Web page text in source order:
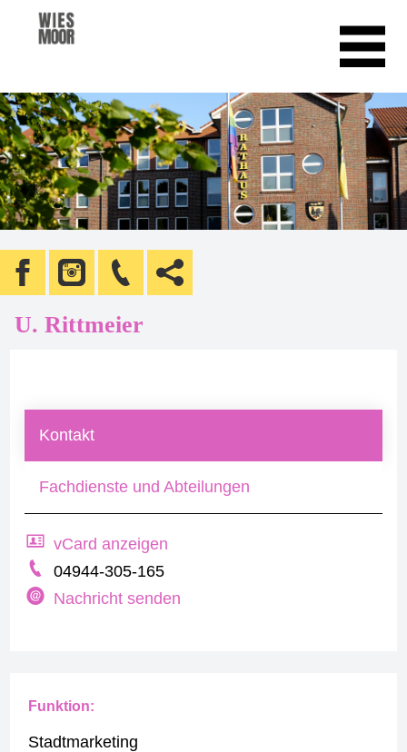
U. Rittmeier
Kontakt
Fachdienste und Abteilungen
vCard anzeigen
04944-305-165
Nachricht senden
Funktion:
Stadtmarketing